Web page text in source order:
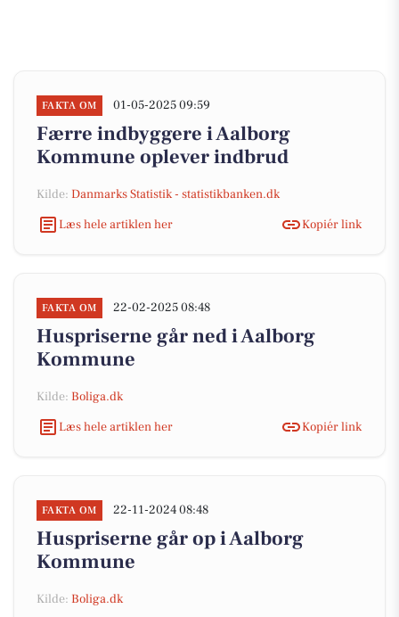
FAKTA OM 01-05-2025 09:59
Færre indbyggere i Aalborg
Kommune oplever indbrud
Kilde: Danmarks Statistik - statistikbanken.dk
Læs hele artiklen her
Kopiér link
FAKTA OM 22-02-2025 08:48
Huspriserne går ned i Aalborg
Kommune
Kilde: Boliga.dk
Læs hele artiklen her
Kopiér link
FAKTA OM 22-11-2024 08:48
Huspriserne går op i Aalborg
Kommune
Kilde: Boliga.dk